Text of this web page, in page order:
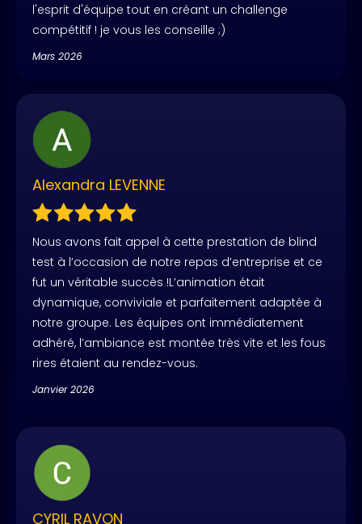
CYRIL RAVON
Alexandra LEVENNE
Nous avons fait appel à cette prestation de blind
test à l’occasion de notre repas d’entreprise et ce
fut un véritable succès !L’animation était
dynamique, conviviale et parfaitement adaptée à
notre groupe. Les équipes ont immédiatement
adhéré, l’ambiance est montée très vite et les fous
rires étaient au rendez-vous.
Janvier 2026
l'esprit d'équipe tout en créant un challenge
compétitif ! je vous les conseille ;)
Mars 2026